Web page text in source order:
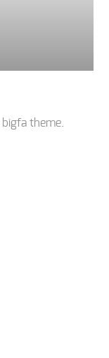
bigfa theme.